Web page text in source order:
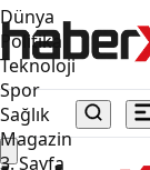
Dünya
Politika
Teknoloji
Spor
Sağlık
Magazin
3. Sayfa